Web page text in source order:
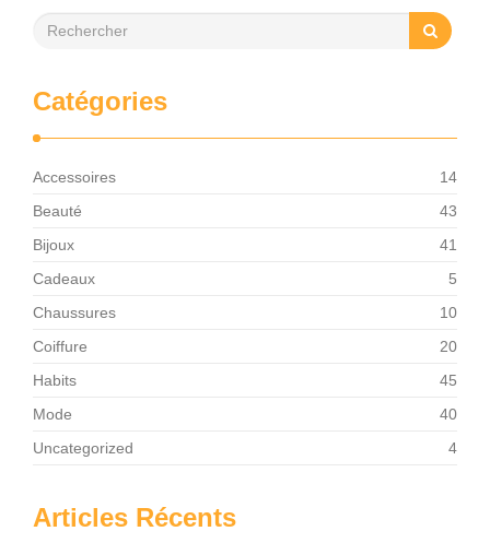
Catégories
Accessoires
14
Beauté
43
Bijoux
41
Cadeaux
5
Chaussures
10
Coiffure
20
Habits
45
Mode
40
Uncategorized
4
Articles Récents